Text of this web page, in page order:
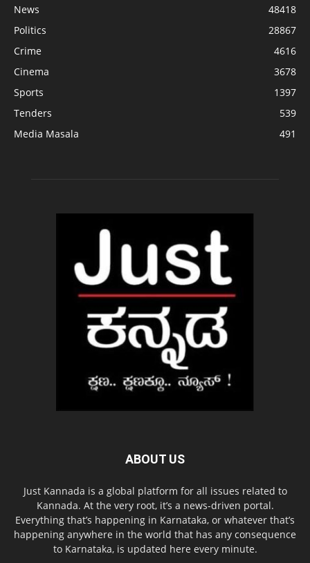
News
48418
Politics
28867
Crime
4616
Cinema
3678
Sports
1397
Tenders
539
Media Masala
491
ABOUT US
Just Kannada is a global platform for all issues related to
Kannada. At the very root, it’s a news-driven portal.
Everything that’s happening in Karnataka, or whatever that’s
happening anywhere in the world that has any consequence
to Karnataka, is updated here every minute.